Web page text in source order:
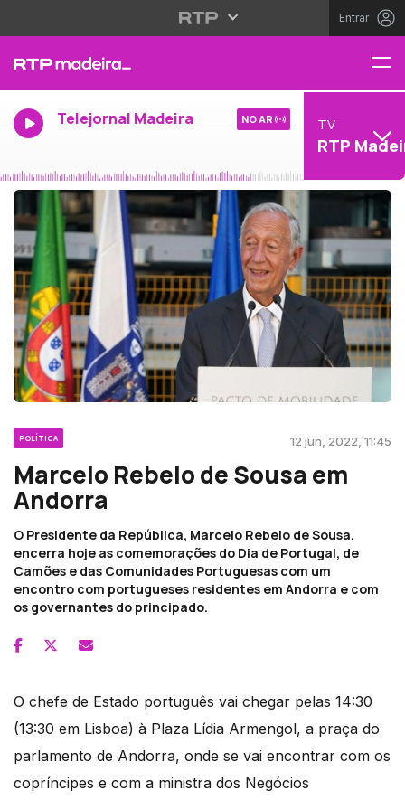
Entrar
Telejornal Madeira NO AR TV
RTP
POLÍTICA 12 jun, 2022, 11:45
Marcelo Rebelo de Sousa em
Andorra
O Presidente da República, Marcelo Rebelo de Sousa,
encerra hoje as comemorações do Dia de Portugal, de
Camões e das Comunidades Portuguesas com um
encontro com portugueses residentes em Andorra e com
os governantes do principado.
O chefe de Estado português vai chegar pelas 14:30
(13:30 em Lisboa) à Plaza Lídia Armengol, a praça do
parlamento de Andorra, onde se vai encontrar com os
copríncipes e com a ministra dos Negócios